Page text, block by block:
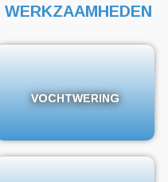
WERKZAAMHEDEN
VOCHTWERING
VOCHTWERING